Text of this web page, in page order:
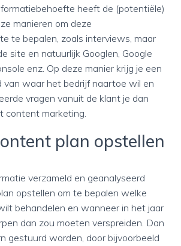
heeft de (potentiële)
manieren om deze
te bepalen, zoals interviews, maar
site en natuurlijk Googlen, Google
enz. Op deze manier krijg je een
van waar het bedrijf naartoe wil en
vragen vanuit de klant je dan
content marketing.
plan opstellen
verzameld en geanalyseerd
opstellen om te bepalen welke
behandelen en wanneer in het jaar
dan zou moeten verspreiden. Dan
gestuurd worden, door bijvoorbeeld